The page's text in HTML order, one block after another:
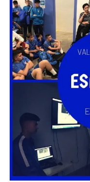
Ll 08950, Barcelona